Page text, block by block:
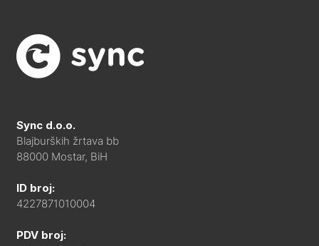
Sync d.o.o.
Blajburških žrtava bb
88000 Mostar, BiH
ID broj:
4227871010004
PDV broj: